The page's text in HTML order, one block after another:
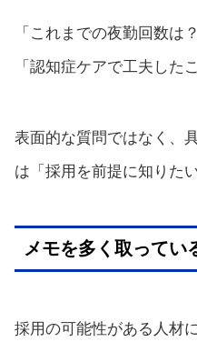
「これまでの夜勤回数は？
「認知症ケアで工夫した
表面的な質問ではなく、
は「採用を前提に知りた
メモを多く取ってい
採用の可能性がある人材